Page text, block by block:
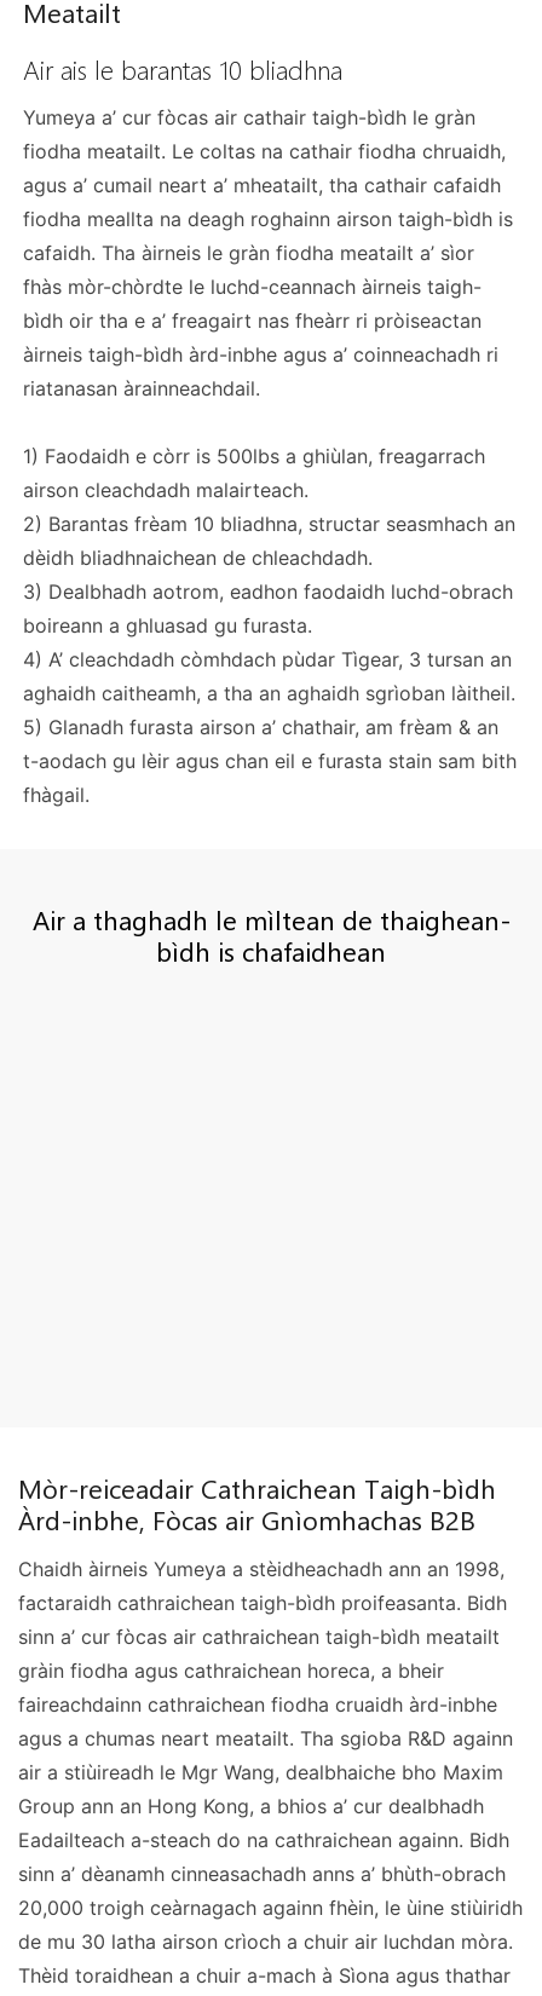
Meatailt
Air ais le barantas 10 bliadhna
Yumeya a’ cur fòcas air cathair taigh-bìdh le gràn
fiodha meatailt. Le coltas na cathair fiodha chruaidh,
agus a’ cumail neart a’ mheatailt, tha cathair cafaidh
fiodha meallta na deagh roghainn airson taigh-bìdh is
cafaidh. Tha àirneis le gràn fiodha meatailt a’ sìor
fhàs mòr-chòrdte le luchd-ceannach àirneis taigh-
bìdh oir tha e a’ freagairt nas fheàrr ri pròiseactan
àirneis taigh-bìdh àrd-inbhe agus a’ coinneachadh ri
riatanasan àrainneachdail.
1) Faodaidh e còrr is 500lbs a ghiùlan, freagarrach
airson cleachdadh malairteach.
2) Barantas frèam 10 bliadhna, structar seasmhach an
dèidh bliadhnaichean de chleachdadh.
3) Dealbhadh aotrom, eadhon faodaidh luchd-obrach
boireann a ghluasad gu furasta.
4) A’ cleachdadh còmhdach pùdar Tìgear, 3 tursan an
aghaidh caitheamh, a tha an aghaidh sgrìoban làitheil.
5) Glanadh furasta airson a’ chathair, am frèam & an
t-aodach gu lèir agus chan eil e furasta stain sam bith
fhàgail.
Air a thaghadh le mìltean de thaighean-
bìdh is chafaidhean
Mòr-reiceadair Cathraichean Taigh-bìdh
Àrd-inbhe, Fòcas air Gnìomhachas B2B
Chaidh àirneis Yumeya a stèidheachadh ann an 1998,
factaraidh cathraichean taigh-bìdh proifeasanta. Bidh
sinn a’ cur fòcas air cathraichean taigh-bìdh meatailt
gràin fiodha agus cathraichean horeca, a bheir
faireachdainn cathraichean fiodha cruaidh àrd-inbhe
agus a chumas neart meatailt. Tha sgioba R&D againn
air a stiùireadh le Mgr Wang, dealbhaiche bho Maxim
Group ann an Hong Kong, a bhios a’ cur dealbhadh
Eadailteach a-steach do na cathraichean againn. Bidh
sinn a’ dèanamh cinneasachadh anns a’ bhùth-obrach
20,000 troigh ceàrnagach againn fhèin, le ùine stiùiridh
de mu 30 latha airson crìoch a chuir air luchdan mòra.
Thèid toraidhean a chuir a-mach à Sìona agus thathar